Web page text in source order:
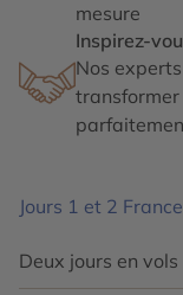
mesure
Inspirez-
Nos
Jours 1 et 2
Deux jours en vols